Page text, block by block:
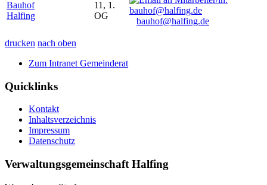
Bauhof
Halfing
11, 1.
OG
bauhof@halfing.de
drucken nach oben
Zum Intranet Gemeinderat
Quicklinks
Kontakt
Inhaltsverzeichnis
Impressum
Datenschutz
Verwaltungsgemeinschaft Halfing